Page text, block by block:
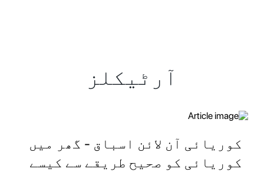
آرٹیکلز
کوریائی آن لائن اسباق - گھر میں
کوریائی کو صحیح طریقے سے کیسے